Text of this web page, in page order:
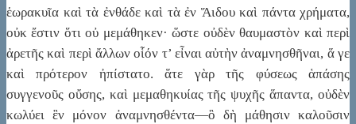
ἑωρακυῖα καὶ τὰ ἐνθάδε καὶ τὰ ἐν Ἅιδου καὶ πάντα‎ χρήματα,
οὐκ ἔστιν ὅτι οὐ μεμάθηκεν· ὥστε οὐδὲν θαυμαστὸν‎ καὶ περὶ
ἀρετῆς καὶ περὶ ἄλλων οἷόν τ’ εἶναι αὐτὴν ἀναμνησθῆναι, ἅ γε
καὶ πρότερον ἠπίστατο. ἅτε γὰρ τῆς φύσεως ἁπάσης
συγγενοῦς οὔσης, καὶ μεμαθηκυίας τῆς ψυχῆς ἅπαντα,‎ οὐδὲν
κωλύει ἓν μόνον ἀναμνησθέντα—ὃ δὴ μάθησιν καλοῦσιν‎